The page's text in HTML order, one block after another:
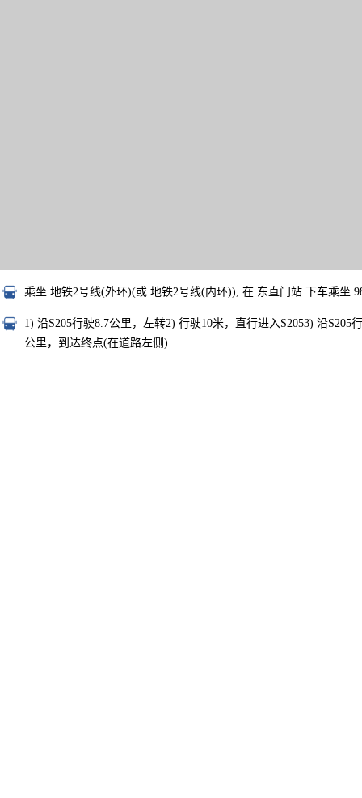
乘坐 地铁2号线(外环)(或 地铁2号线(内环)), 在 东直门站 下车乘坐
1) 沿S205行驶8.7公里，左转2) 行驶10米，直行进入S2053) 沿
公里，到达终点(在道路左侧)